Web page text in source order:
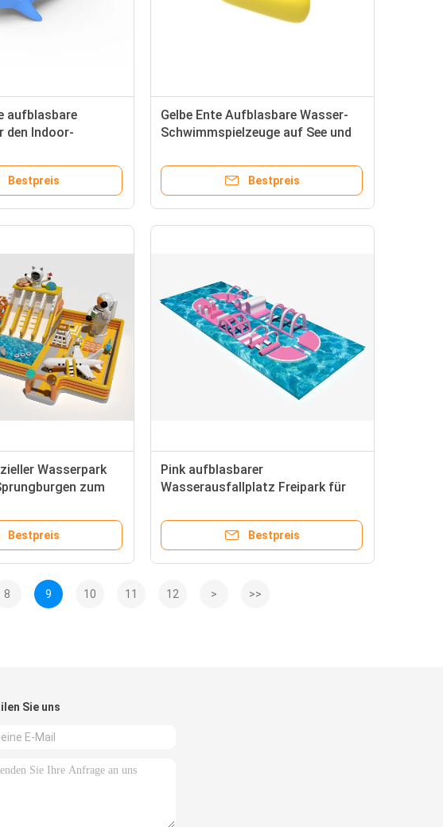
aufblasbare
den Indoor-
Bestpreis
Gelbe Ente Aufblasbare Wasser-
Schwimmspielzeuge auf See und
Bestpreis
Wasserpark
zum
Bestpreis
Pink aufblasbarer
Wasserausfallplatz Freipark für
Bestpreis
8 9 10 11 12 > >>
Sie uns